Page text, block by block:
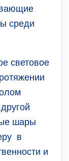
среди
световое
шары
в
и